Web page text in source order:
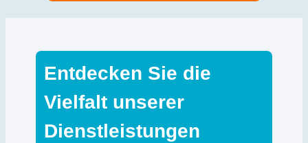
Entdecken Sie die
Vielfalt unserer
Dienstleistungen